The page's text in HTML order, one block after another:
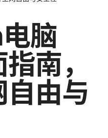
脑
南，
由与